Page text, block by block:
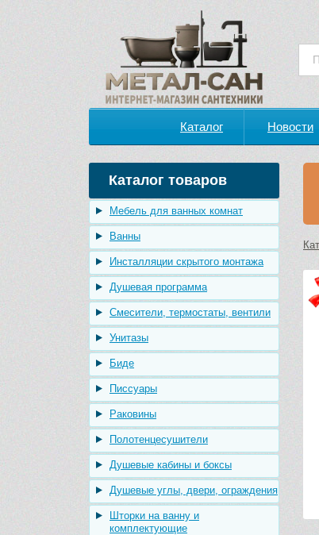
Каталог Новости
Каталог товаров
Мебель для ванных комнат
Ванны
Инсталляции скрытого монтажа
Душевая программа
Смесители, термостаты, вентили
Унитазы
Биде
Писсуары
Раковины
Полотенцесушители
Душевые кабины и боксы
Душевые углы, двери, ограждения
Шторки на ванну и
комплектующие